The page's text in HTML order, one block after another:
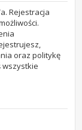
Rejestracja
oraz politykę
wszystkie